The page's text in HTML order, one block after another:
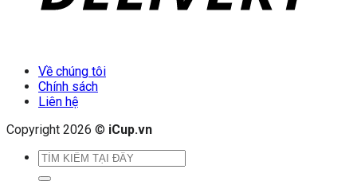
Về chúng tôi
Chính sách
Liên hệ
Copyright 2026 © iCup.vn
Tìm
kiếm: